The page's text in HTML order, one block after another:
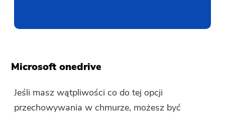
Microsoft onedrive
Jeśli masz wątpliwości co do tej opcji
przechowywania w chmurze, możesz być
Dziękujemy za subskrypcję!
zostały wysłane na Twój adres e-
kliknąć przycisk, aby bezpośrednio
kupić oprogramowanie.